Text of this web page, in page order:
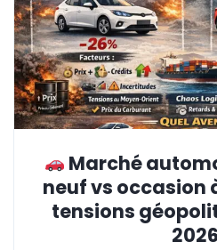
Marché
neuf vs occasion
tensions